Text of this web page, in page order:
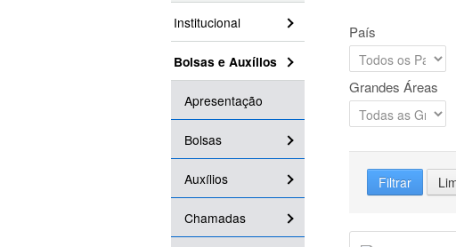
Institucional
Bolsas e Auxílios
Apresentação
Bolsas
Auxílios
Chamadas
País
Grandes Áreas
Filtrar